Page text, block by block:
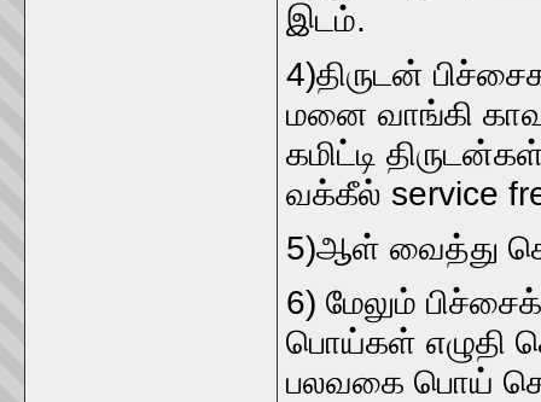
இடம்.
4)திருடன்
மனை வாங்கி
கமிட்டி
வக்கீல் service
5)ஆள் வைத்து
6) மேலும்
பொய்கள் எழுதி
பலவகை பொய்